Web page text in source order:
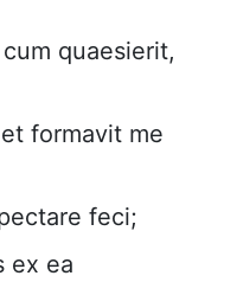
quaesierit,
formavit me
feci;
ex ea